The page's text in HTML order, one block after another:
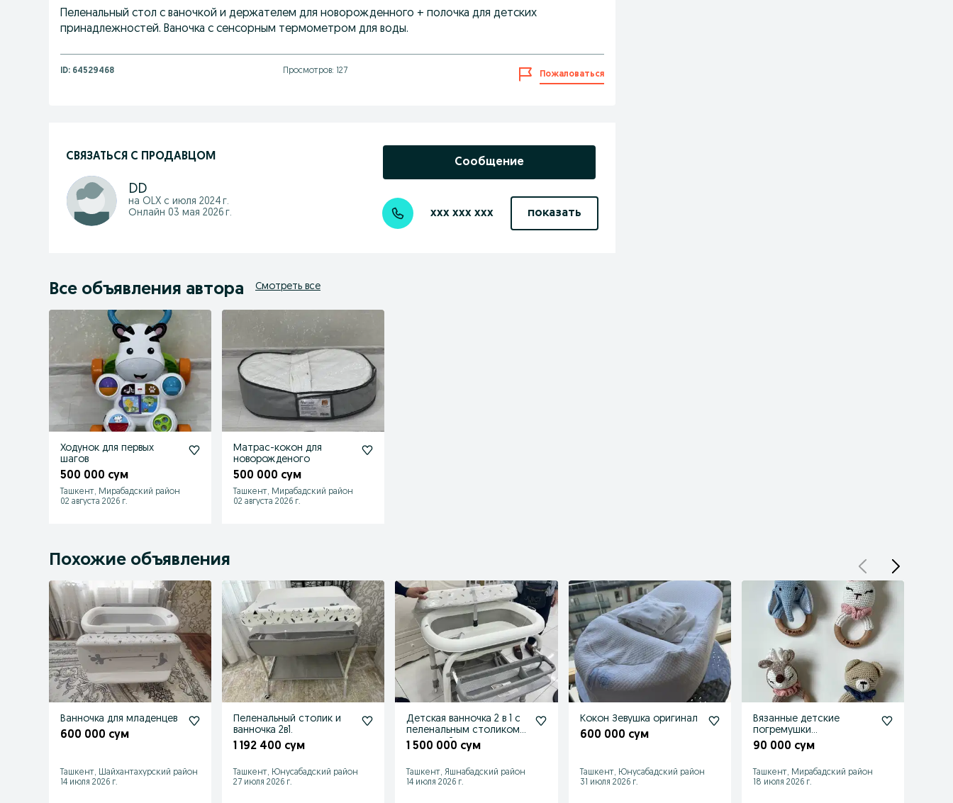
Пеленальный стол с ваночкой и держателем для новорожденного + полочка для детских
принадлежностей. Ваночка с сенсорным термометром для воды.
ID: 64529468 Просмотров: 127 Пожаловаться
СВЯЗАТЬСЯ С ПРОДАВЦОМ
DD
на OLX с июля 2024 г.
Онлайн 03 мая 2026 г.
Сообщение
xxx xxx xxx показать
Все объявления автора Смотреть все
Ходунок для первых
шагов
500 000 сум
Ташкент, Мирабадский район
02 августа 2026 г.
Матрас-кокон для
новорожденого
500 000 сум
Ташкент, Мирабадский район
02 августа 2026 г.
Похожие объявления
Ванночка для младенцев
600 000 сум
Ташкент, Шайхантахурский район
14 июля 2026 г.
Пеленальный столик и
ванночка 2в1.
1 192 400 сум
Ташкент, Юнусабадский район
27 июля 2026 г.
Детская ванночка 2 в 1 с
пеленальным столиком
и органайзером
1 500 000 сум
Ташкент, Яшнабадский район
14 июля 2026 г.
Кокон Зевушка оригинал
600 000 сум
Ташкент, Юнусабадский район
31 июля 2026 г.
Вязанные детские
погремушки
прорезыватели
90 000 сум
Ташкент, Мирабадский район
18 июля 2026 г.